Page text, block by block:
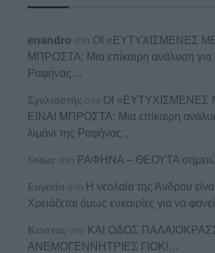
enandro στο ΟΙ «ΕΥΤΥΧΙΣΜΕΝΕΣ
ΜΠΡΟΣΤΑ: Μια επίκαιρη ανάλυση για
Ραφήνας…
Σχολιαστής στο ΟΙ «ΕΥΤΥΧΙΣΜΕΝΕΣ
ΕΙΝΑΙ ΜΠΡΟΣΤΑ: Μια επίκαιρη
λιμάνι της Ραφήνας…
Sonar στο ΡΑΦΗΝΑ – ΘΕΟΥΤΑ
Ευγενία στο Η νεολαία της Άνδρου
Χρειάζεται όμως ευκαιρίες για να
Κωστας στο ΚΑΙ ΟΔΟΣ
ΑΝΕΜΟΓΕΝΝΗΤΡΙΕΣ ΓΙΟΚ!…